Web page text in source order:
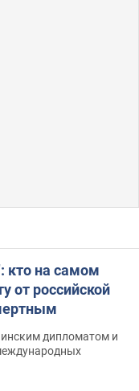
кто на самом
от российской
дипломатом и